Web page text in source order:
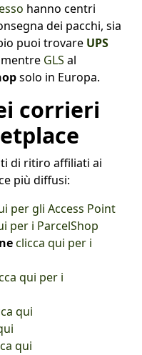
hanno centri
dei pacchi, sia
puoi trovare UPS
GLS al
solo in Europa.
corrieri
di ritiro affiliati ai
più diffusi:
per gli Access Point
per i ParcelShop
clicca qui per i
qui per i
qui
qui